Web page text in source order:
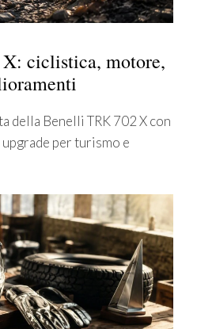
ciclistica, motore,
della Benelli TRK 702 X con
per turismo e